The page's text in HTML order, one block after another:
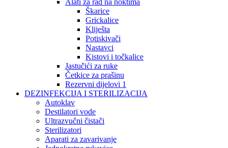
Alati za rad na noktima
Škarice
Grickalice
Kliješta
Potiskivači
Nastavci
Kistovi i točkalice
Jastučići za ruke
Četkice za prašinu
Rezervni dijelovi 1
DEZINFEKCIJA I STERILIZACIJA
Autoklav
Destilatori vode
Ultrazvučni čistači
Sterilizatori
Aparati za zavarivanje